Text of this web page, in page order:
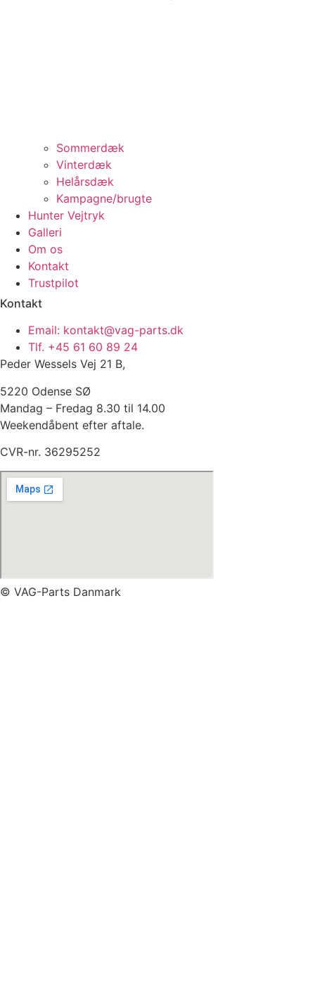
Sommerdæk
Vinterdæk
Helårsdæk
Kampagne/brugte
Hunter Vejtryk
Galleri
Om os
Kontakt
Trustpilot
Kontakt
Email: kontakt@vag-parts.dk
Tlf. +45 61 60 89 24
Peder Wessels Vej 21 B,
5220 Odense SØ
Mandag – Fredag 8.30 til 14.00
Weekendåbent efter aftale.
CVR-nr. 36295252
© VAG-Parts Danmark